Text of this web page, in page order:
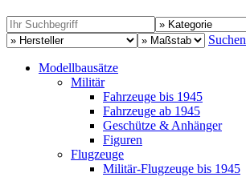
Suchen
Modellbausätze
Militär
Fahrzeuge bis 1945
Fahrzeuge ab 1945
Geschütze & Anhänger
Figuren
Flugzeuge
Militär-Flugzeuge bis 1945